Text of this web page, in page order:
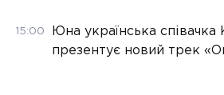
15:00
Юна українська співачка
презентує новий трек